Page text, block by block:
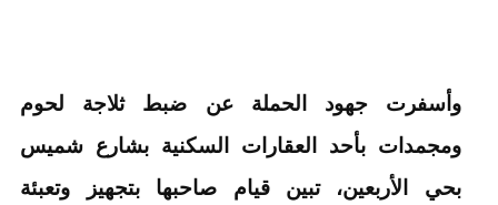
وأسفرت جهود الحملة عن ضبط ثلاجة لحوم
ومجمدات بأحد العقارات السكنية بشارع شميس
بحي الأربعين، تبين قيام صاحبها بتجهيز وتعبئة